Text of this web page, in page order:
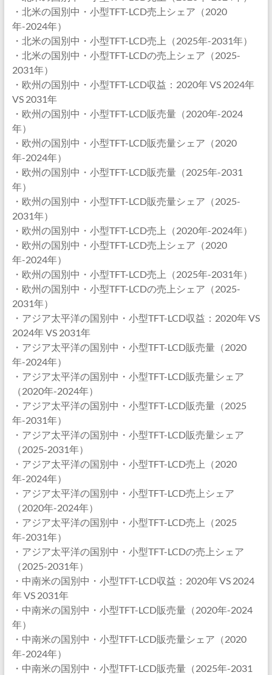
・北米の国別中・小型TFT-LCD売上シェア（2020
年-2024年）
・北米の国別中・小型TFT-LCD売上（2025年-2031年）
・北米の国別中・小型TFT-LCDの売上シェア（2025-
2031年）
・欧州の国別中・小型TFT-LCD収益：2020年 VS 2024年
VS 2031年
・欧州の国別中・小型TFT-LCD販売量（2020年-2024
年）
・欧州の国別中・小型TFT-LCD販売量シェア（2020
年-2024年）
・欧州の国別中・小型TFT-LCD販売量（2025年-2031
年）
・欧州の国別中・小型TFT-LCD販売量シェア（2025-
2031年）
・欧州の国別中・小型TFT-LCD売上（2020年-2024年）
・欧州の国別中・小型TFT-LCD売上シェア（2020
年-2024年）
・欧州の国別中・小型TFT-LCD売上（2025年-2031年）
・欧州の国別中・小型TFT-LCDの売上シェア（2025-
2031年）
・アジア太平洋の国別中・小型TFT-LCD収益：2020年 VS
2024年 VS 2031年
・アジア太平洋の国別中・小型TFT-LCD販売量（2020
年-2024年）
・アジア太平洋の国別中・小型TFT-LCD販売量シェア
（2020年-2024年）
・アジア太平洋の国別中・小型TFT-LCD販売量（2025
年-2031年）
・アジア太平洋の国別中・小型TFT-LCD販売量シェア
（2025-2031年）
・アジア太平洋の国別中・小型TFT-LCD売上（2020
年-2024年）
・アジア太平洋の国別中・小型TFT-LCD売上シェア
（2020年-2024年）
・アジア太平洋の国別中・小型TFT-LCD売上（2025
年-2031年）
・アジア太平洋の国別中・小型TFT-LCDの売上シェア
（2025-2031年）
・中南米の国別中・小型TFT-LCD収益：2020年 VS 2024
年 VS 2031年
・中南米の国別中・小型TFT-LCD販売量（2020年-2024
年）
・中南米の国別中・小型TFT-LCD販売量シェア（2020
年-2024年）
・中南米の国別中・小型TFT-LCD販売量（2025年-2031